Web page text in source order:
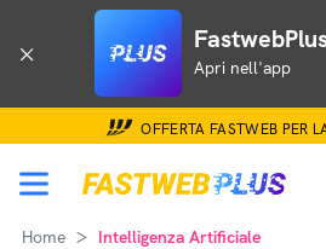
Apri nell'app
OFFERTA FASTWEB PER
Home Intelligenza Artificiale